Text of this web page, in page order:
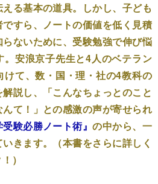
る基本の道具。しかし、子ども
すら、ノートの価値を低く見積
ないために、受験勉強で伸び悩
。安浪京子先生と4人のベテラン
けて、数・国・理・社の4教科の
説し、「こんなちょっとのこと
て！」との感激の声が寄せられ
受験必勝ノート術』の中から、一
きます。（本書をさらに詳しく
）